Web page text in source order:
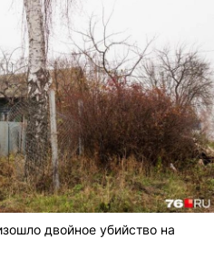
двойное убийство на